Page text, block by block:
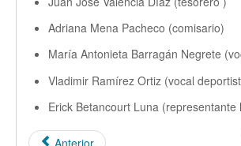
Adriana Mena Pacheco (comisario)
María Antonieta Barragán Negrete
Vladimir Ramírez Ortiz (vocal
Erick Betancourt Luna (representante
Anterior